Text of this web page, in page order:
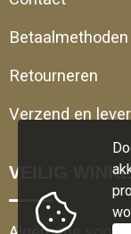
Betaalmethoden
Retourneren
Verzend en
VEILIG